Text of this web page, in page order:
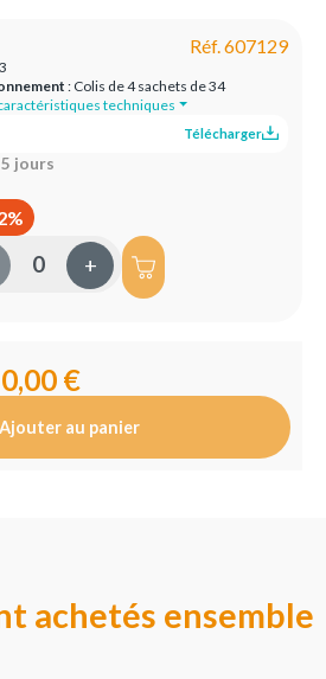
Réf. 607129
: Colis de 4 sachets de 34
techniques
Télécharger
jours
+
0,00 €
Ajouter au panier
achetés ensemble